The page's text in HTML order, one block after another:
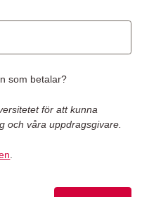
som betalar?
för att kunna
och våra uppdragsgivare.